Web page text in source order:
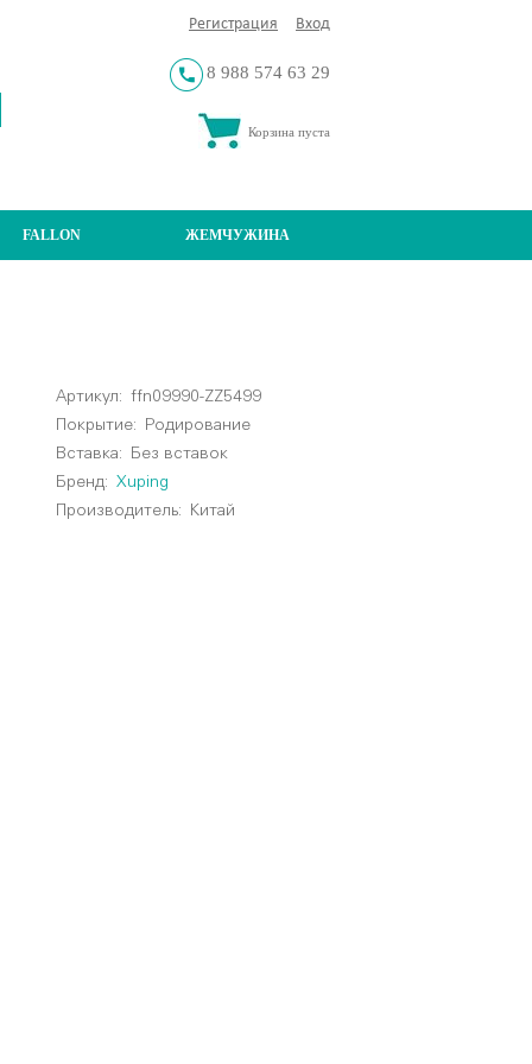
Регистрация Вход
8 988 574 63 29
Корзина пуста
FALLON ЖЕМЧУЖИНА
Артикул:
ffn09990-ZZ5499
Покрытие: Родирование
Вставка: Без вставок
Бренд:
Xuping
Производитель: Китай